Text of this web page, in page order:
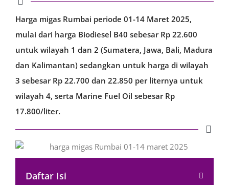
Harga migas Rumbai periode 01-14 Maret 2025,
mulai dari harga Biodiesel B40 sebesar Rp 22.600
untuk wilayah 1 dan 2 (Sumatera, Jawa, Bali, Madura
dan Kalimantan) sedangkan untuk harga di wilayah
3 sebesar Rp 22.700 dan 22.850 per liternya untuk
wilayah 4, serta Marine Fuel Oil sebesar Rp
17.800/liter.
Daftar Isi